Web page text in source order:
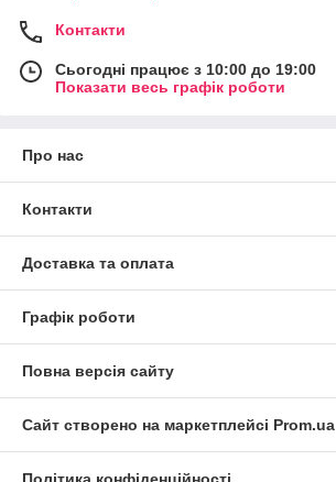
Контакти
Сьогодні працює з 10:00 до 19:00
Показати весь графік роботи
Про нас
Контакти
Доставка та оплата
Графік роботи
Повна версія сайту
Сайт створено на маркетплейсі Prom.ua